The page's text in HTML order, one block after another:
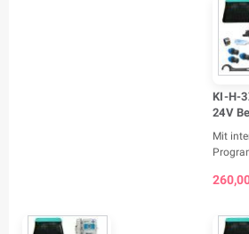
KI-H-
24V
Mit